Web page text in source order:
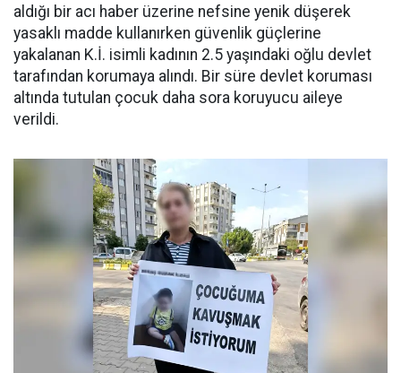
aldığı bir acı haber üzerine nefsine yenik düşerek
yasaklı madde kullanırken güvenlik güçlerine
yakalanan K.İ. isimli kadının 2.5 yaşındaki oğlu devlet
tarafından korumaya alındı. Bir süre devlet koruması
altında tutulan çocuk daha sora koruyucu aileye
verildi.